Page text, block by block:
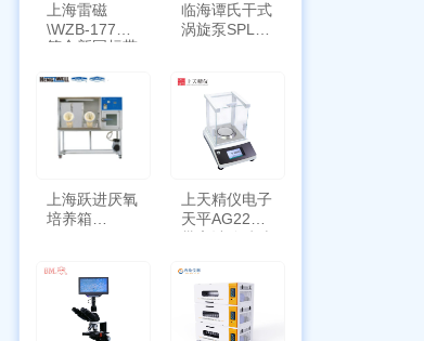
上海雷磁
\WZB-177Y
符合新国标带
临海谭氏干式
涡旋泵SPL-
上海跃进厌氧
培养箱
上天精仪电子
天平AG2255